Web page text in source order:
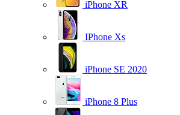
iPhone XR
IPhone Xs
iPhone SE 2020
iPhone 8 Plus